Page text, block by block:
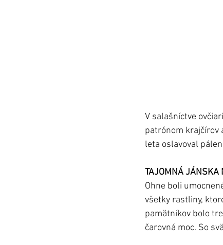
V salašníctve
patrónom krajčírov
leta oslavoval
TAJOMNÁ JÁNSKA
Ohne boli
všetky rastliny,
pamätníkov bolo
čarovná moc. So